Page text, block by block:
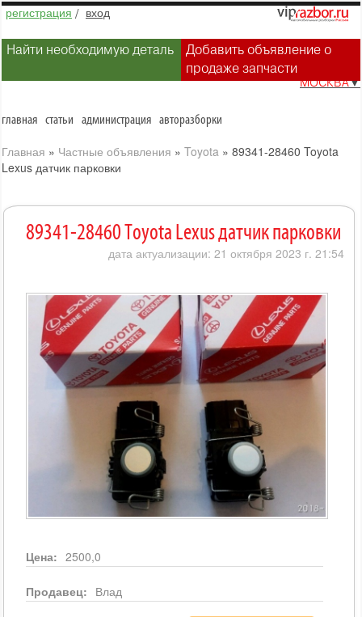
регистрация / вход
Найти необходимую деталь
Добавить объявление о
продаже запчасти
МОСКВА▼
главная статьи администрация авторазборки
Главная » Частные объявления » Toyota » 89341-28460 Toyota
Lexus датчик парковки
89341-28460 Toyota Lexus датчик парковки
дата актуализации: 21 октября 2023 г. 21:54
Цена: 2500,0
Продавец: Влад